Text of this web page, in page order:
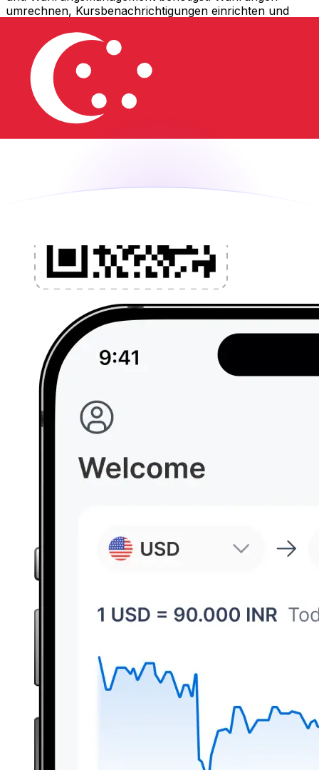
umrechnen, Kursbenachrichtigungen einrichten und
Gebühren. Heute herunterladen!